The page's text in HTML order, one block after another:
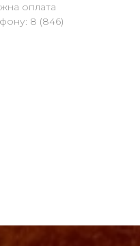
оплата
8 (846)